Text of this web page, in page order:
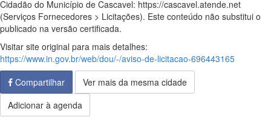
Cidadão do Município de Cascavel: https://cascavel.atende.net
(Serviços Fornecedores > Licitações). Este conteúdo não substitui o
publicado na versão certificada.
Visitar site original para mais detalhes:
https://www.in.gov.br/web/dou/-/aviso-de-licitacao-696443165
Compartilhar
Ver mais da mesma cidade
Adicionar à agenda